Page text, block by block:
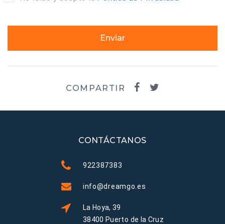
Enviar
COMPARTIR
CONTÁCTANOS
922387383
info@dreamgo.es
La Hoya, 39
38400 Puerto de la Cruz